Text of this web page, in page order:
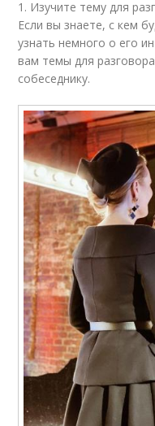
1. Изучите тему для
Если вы знаете, с кем
узнать немного о его
вам темы для
собеседнику.